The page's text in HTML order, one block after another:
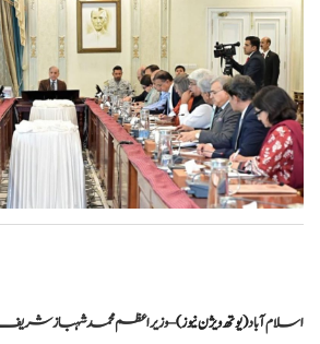
اتفاق
عالمی منڈی میں تیل سستا، پاکستان میں پیٹرول مہنگا
اسلام آباد(یوتھ ویژن نیوز)– وزیراعظم محمد شہباز